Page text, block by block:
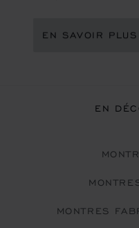
EN SAVOIR PLUS
EN
MONTRES